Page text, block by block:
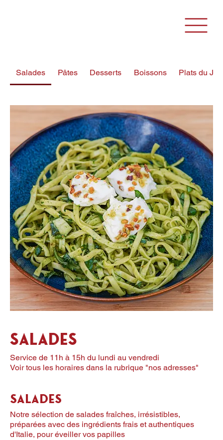
Salades Pâtes Desserts Boissons Plats du
Salades
Service de 11h à 15h du lundi au vendredi
Voir tous les horaires dans la rubrique "nos adresses"
Salades
Notre sélection de salades fraîches, irrésistibles,
préparées avec des ingrédients frais et authentiques
d'Italie, pour éveiller vos papilles